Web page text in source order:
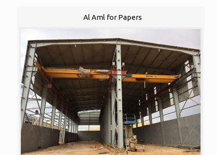
Al Aml for Papers